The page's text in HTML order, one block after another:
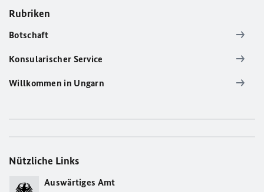
Rubriken
Botschaft
Konsularischer Service
Willkommen in Ungarn
Nützliche Links
Auswärtiges Amt